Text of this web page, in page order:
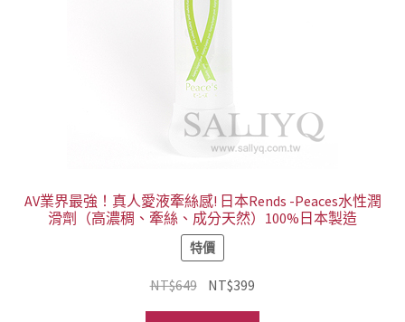
AV業界最強！真人愛液牽絲感! 日本Rends -Peaces水性潤
滑劑（高濃稠、牽絲、成分天然）100%日本製造
特價
NT$649 原NT$399